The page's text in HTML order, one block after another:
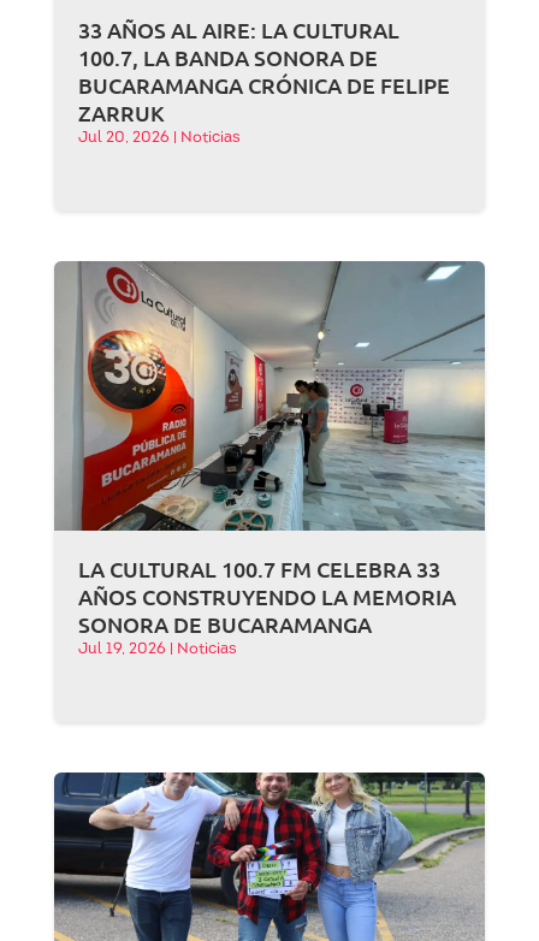
33 AÑOS AL AIRE: LA CULTURAL
100.7, LA BANDA SONORA DE
BUCARAMANGA CRÓNICA DE FELIPE
ZARRUK
Jul 20, 2026 Noticias
LA CULTURAL 100.7 FM CELEBRA 33
AÑOS CONSTRUYENDO LA MEMORIA
SONORA DE BUCARAMANGA
Jul 19, 2026 Noticias